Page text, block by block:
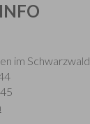
im Schwarzwald